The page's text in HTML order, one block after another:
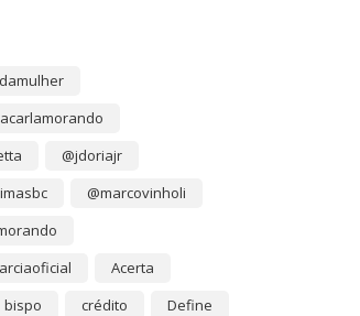
@jdoriajr
@marcovinholi
Acerta
bispo crédito
Define